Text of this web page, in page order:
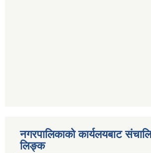
नगरपालिकाको कार्यलयबाट
लिङ्क